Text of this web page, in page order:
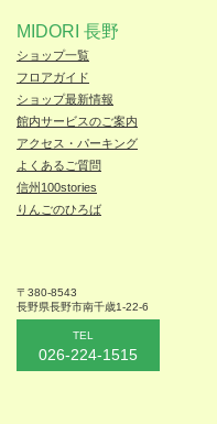
MIDORI 長野
ショップ一覧
フロアガイド
ショップ最新情報
館内サービスのご案内
アクセス・パーキング
よくあるご質問
信州100stories
りんごのひろば
〒380-8543
長野県長野市南千歳1-22-6
TEL
026-224-1515